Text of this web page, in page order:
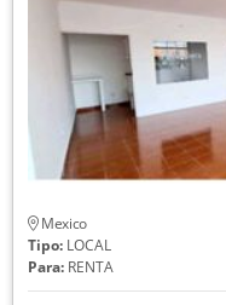
Mexico
Tipo:LOCAL
Para:RENTA